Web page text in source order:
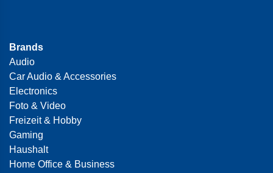
Brands
Audio
Car Audio & Accessories
Electronics
Foto & Video
Freizeit & Hobby
Gaming
Haushalt
Home Office & Business